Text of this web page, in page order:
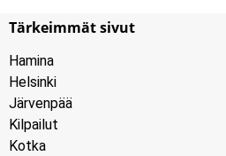
Tärkeimmät sivut
Hamina
Helsinki
Järvenpää
Kilpailut
Kotka